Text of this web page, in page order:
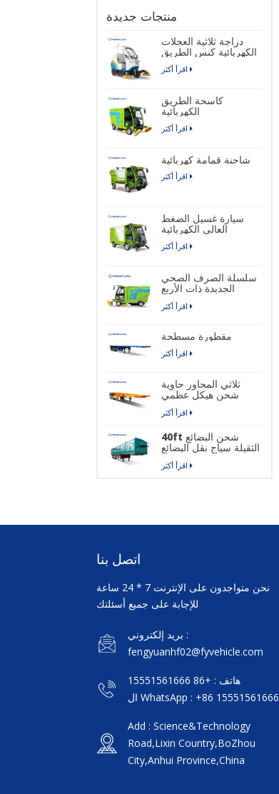
منتجات جديدة
دراجة ثلاثية العجلات
الكهربائية كنس الطريق
اقرأ أكثر
كاسحة الطريق
الكهربائية
اقرأ أكثر
شاحنة قمامة كهربائية
اقرأ أكثر
سيارة غسيل الضغط
العالي الكهربائية
اقرأ أكثر
سلسلة الصرف الصحي
الجديدة ذات الأربع
عجلات شاحنة كنس
الشوارع الصناعية
اقرأ أكثر
مقطورة مسطحة
اقرأ أكثر
ثلاثي المحاور حاوية
شحن هيكل عظمي
نصف مقطورة
اقرأ أكثر
40ft شحن البضائع
الثقيلة سياج نقل البضائع
نصف مقطورة
اقرأ أكثر
اتصل بنا
نحن متواجدون على الإنترنت 7 * 24 ساعة
للإجابة على جميع أسئلتك
بريد إلكتروني :
fengyuanhf02@fyvehicle.com
هاتف : +86 15551561666
ال WhatsApp : +86 15551561666
Add : Science&Technology
Road,Lixin Country,BoZhou
City,Anhui Province,China